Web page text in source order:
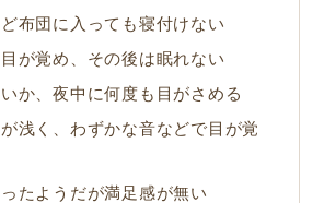
布団に入っても寝付けない
が覚め、その後は眠れない
か、夜中に何度も目がさめる
浅く、わずかな音などで目が覚
たようだが満足感が無い